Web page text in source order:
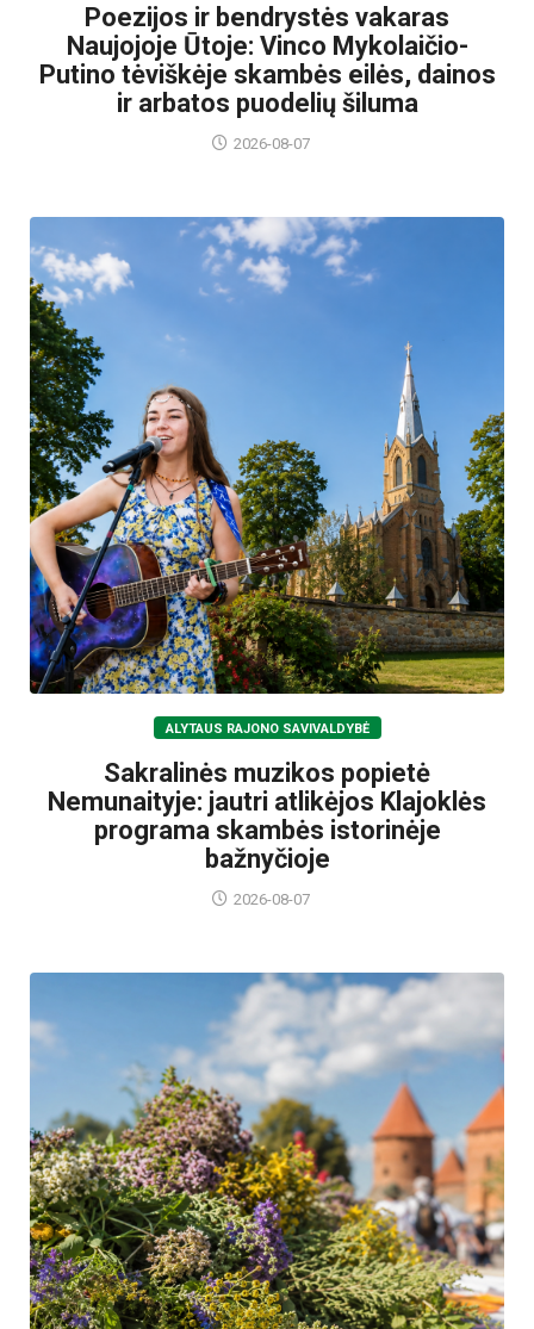
Poezijos ir bendrystės vakaras
Naujojoje Ūtoje: Vinco Mykolaičio-
Putino tėviškėje skambės eilės, dainos
ir arbatos puodelių šiluma
2026-08-07
ALYTAUS RAJONO SAVIVALDYBĖ
Sakralinės muzikos popietė
Nemunaityje: jautri atlikėjos Klajoklės
programa skambės istorinėje
bažnyčioje
2026-08-07